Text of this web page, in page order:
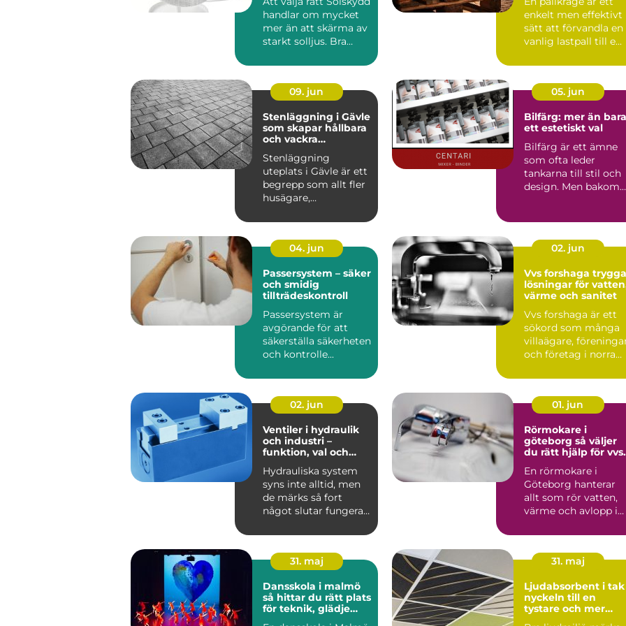
handlar om mycket
mer än att skärma av
starkt solljus. Bra
enkelt men effektivt
sätt att förvandla en
vanlig lastpall till e...
09. jun
Stenläggning i Gävle
som skapar hållbara
och vackra
Stenläggning
uteplats i Gävle är ett
begrepp som allt fler
husägare,
05. jun
Bilfärg: mer än bara
ett estetiskt val
Bilfärg är ett ämne
som ofta leder
tankarna till stil och
design. Men bakom
04. jun
Passersystem – säker
och smidig
tillträdeskontroll
Passersystem är
avgörande för att
säkerställa säkerheten
och kontrolle...
02. jun
Vvs forshaga trygga
lösningar för
värme och sanitet
Vvs forshaga är ett
sökord som många
villaägare,
och företag i norra
nä...
02. jun
Ventiler i hydraulik
och industri –
funktion, val och
Hydrauliska system
syns inte alltid, men
de märks så fort
något slutar fungera.
01. jun
Rörmokare i
göteborg så väljer
du rätt hjälp för vvs
En rörmokare i
Göteborg hanterar
allt som rör vatten,
värme och avlopp i
lägenheter och...
31. maj
Dansskola i malmö
så hittar du rätt plats
för teknik, glädje
31. maj
Ljudabsorbent i tak
nyckeln till en
tystare och mer